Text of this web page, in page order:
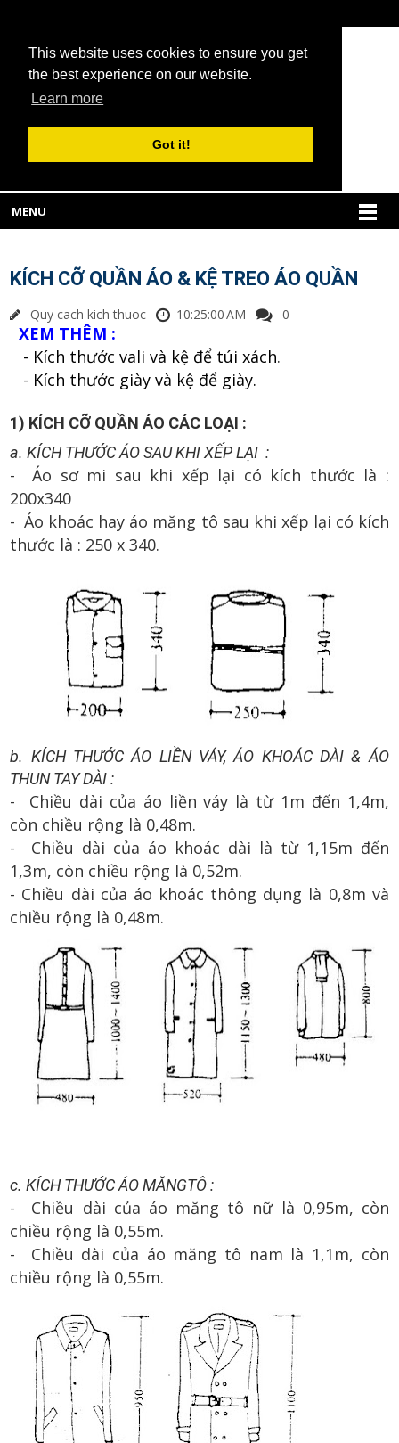
This website uses cookies to ensure you get
the best experience on our website.
Learn more
Got it!
MENU
KÍCH CỠ QUẦN ÁO & KỆ TREO ÁO QUẦN
Quy cach kich thuoc 10:25:00 AM 0
XEM THÊM :
- Kích thước vali và kệ để túi xách.
- Kích thước giày và kệ để giày.
1) KÍCH CỠ QUẦN ÁO CÁC LOẠI :
a. KÍCH THƯỚC ÁO SAU KHI XẾP LẠI :
- Áo sơ mi sau khi xếp lại có kích thước là :
200x340
- Áo khoác hay áo măng tô sau khi xếp lại có kích
thước là : 250 x 340.
b. KÍCH THƯỚC ÁO LIỀN VÁY, ÁO KHOÁC DÀI & ÁO
THUN TAY DÀI :
- Chiều dài của áo liền váy là từ 1m đến 1,4m,
còn chiều rộng là 0,48m.
- Chiều dài của áo khoác dài là từ 1,15m đến
1,3m, còn chiều rộng là 0,52m.
- Chiều dài của áo khoác thông dụng là 0,8m và
chiều rộng là 0,48m.
c. KÍCH THƯỚC ÁO MĂNGTÔ :
- Chiều dài của áo măng tô nữ là 0,95m, còn
chiều rộng là 0,55m.
- Chiều dài của áo măng tô nam là 1,1m, còn
chiều rộng là 0,55m.